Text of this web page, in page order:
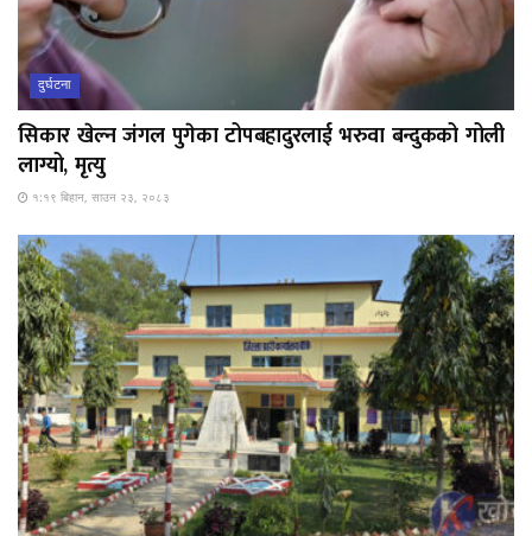
दुर्घटना
सिकार खेल्न जंगल पुगेका टोपबहादुरलाई भरुवा बन्दुकको गोली
लाग्यो, मृत्यु
१:१९ बिहान, साउन २३, २०८३